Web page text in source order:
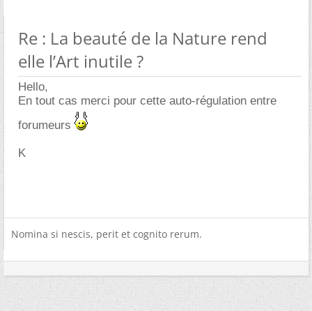
Re : La beauté de la Nature rend
elle l’Art inutile ?
Hello,
En tout cas merci pour cette auto-régulation entre
forumeurs
K
Nomina si nescis, perit et cognito rerum.